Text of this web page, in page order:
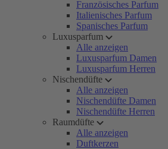
Französisches Parfum
Italienisches Parfum
Spanisches Parfum
Luxusparfum
Alle anzeigen
Luxusparfum Damen
Luxusparfum Herren
Nischendüfte
Alle anzeigen
Nischendüfte Damen
Nischendüfte Herren
Raumdüfte
Alle anzeigen
Duftkerzen